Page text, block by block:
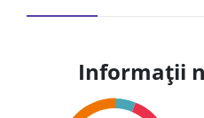
Informații